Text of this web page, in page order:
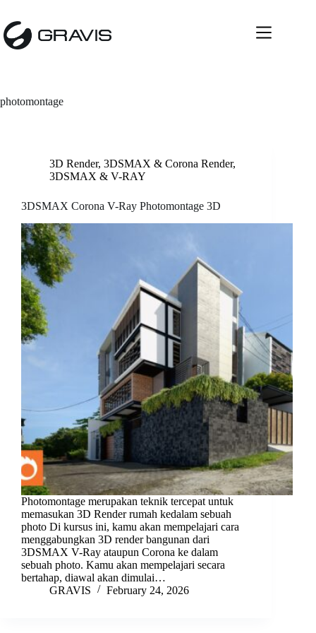
content
photomontage
3D Render, 3DSMAX & Corona Render,
3DSMAX & V-RAY
3DSMAX Corona V-Ray Photomontage 3D
Photomontage merupakan teknik tercepat untuk
memasukan 3D Render rumah kedalam sebuah
photo Di kursus ini, kamu akan mempelajari cara
menggabungkan 3D render bangunan dari
3DSMAX V-Ray ataupun Corona ke dalam
sebuah photo. Kamu akan mempelajari secara
bertahap, diawal akan dimulai…
GRAVIS
February 24, 2026